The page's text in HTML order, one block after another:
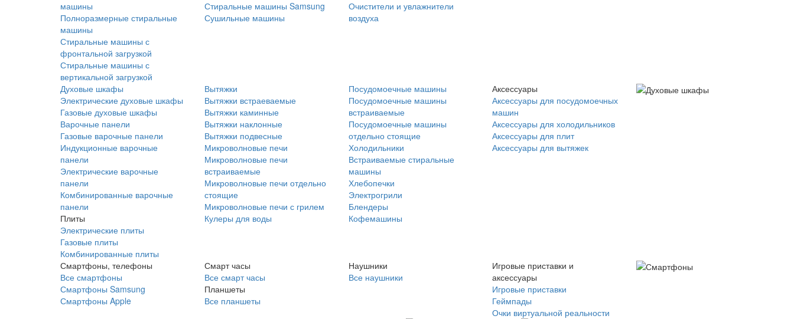
машины
Полноразмерные стиральные
машины
Стиральные машины с
фронтальной загрузкой
Стиральные машины с
вертикальной загрузкой
Стиральные машины Samsung
Сушильные машины
Очистители и увлажнители
воздуха
Духовые шкафы
Электрические духовые шкафы
Газовые духовые шкафы
Варочные панели
Газовые варочные панели
Индукционные варочные
панели
Электрические варочные
панели
Комбинированные варочные
панели
Плиты
Электрические плиты
Газовые плиты
Комбинированные плиты
Вытяжки
Вытяжки встраеваемые
Вытяжки каминные
Вытяжки наклонные
Вытяжки подвесные
Микроволновые печи
Микроволновые печи
встраиваемые
Микроволновые печи отдельно
стоящие
Микроволновые печи с грилем
Кулеры для воды
Посудомоечные машины
Посудомоечные машины
встраиваемые
Посудомоечные машины
отдельно стоящие
Холодильники
Встраиваемые стиральные
машины
Хлебопечки
Электрогрили
Блендеры
Кофемашины
Аксессуары
Аксессуары для посудомоечных
машин
Аксессуары для холодильников
Аксессуары для плит
Аксессуары для вытяжек
Смартфоны, телефоны
Все смартфоны
Смартфоны Samsung
Смартфоны Apple
Смарт часы
Все смарт часы
Планшеты
Все планшеты
Наушники
Все наушники
Игровые приставки и
аксессуары
Игровые приставки
Геймпады
Очки виртуальной реальности